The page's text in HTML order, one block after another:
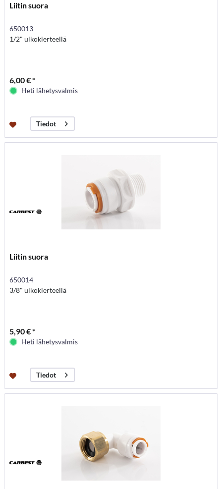
Liitin suora
650013
1/2" ulkokierteellä
6,00 € *
Heti lähetysvalmis
Tiedot
Liitin suora
650014
3/8" ulkokierteellä
5,90 € *
Heti lähetysvalmis
Tiedot